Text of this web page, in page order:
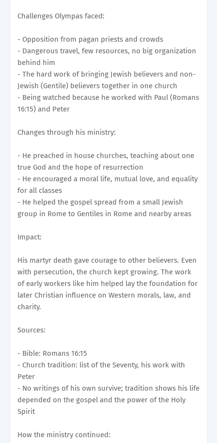
Challenges Olympas faced:
- Opposition from pagan priests and crowds
- Dangerous travel, few resources, no big organization
behind him
- The hard work of bringing Jewish believers and non-
Jewish (Gentile) believers together in one church
- Being watched because he worked with Paul (Romans
16:15) and Peter
Changes through his ministry:
- He preached in house churches, teaching about one
true God and the hope of resurrection
- He encouraged a moral life, mutual love, and equality
for all classes
- He helped the gospel spread from a small Jewish
group in Rome to Gentiles in Rome and nearby areas
Impact:
His martyr death gave courage to other believers. Even
with persecution, the church kept growing. The work
of early workers like him helped lay the foundation for
later Christian influence on Western morals, law, and
charity.
Sources:
- Bible: Romans 16:15
- Church tradition: list of the Seventy, his work with
Peter
- No writings of his own survive; tradition shows his life
depended on the gospel and the power of the Holy
Spirit
How the ministry continued: